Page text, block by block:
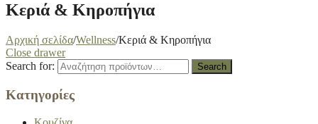
Κεριά & Κηροπήγια
Αρχική σελίδα/Wellness/Κεριά & Κηροπήγια
Close drawer
Search for:
Search
Κατηγορίες